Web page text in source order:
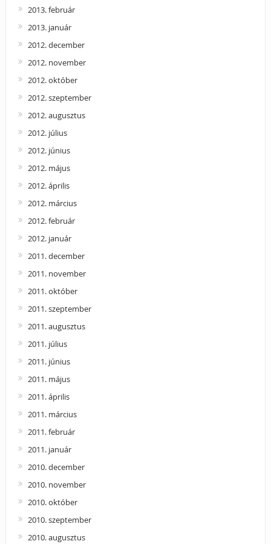
2013. február
2013. január
2012. december
2012. november
2012. október
2012. szeptember
2012. augusztus
2012. július
2012. június
2012. május
2012. április
2012. március
2012. február
2012. január
2011. december
2011. november
2011. október
2011. szeptember
2011. augusztus
2011. július
2011. június
2011. május
2011. április
2011. március
2011. február
2011. január
2010. december
2010. november
2010. október
2010. szeptember
2010. augusztus